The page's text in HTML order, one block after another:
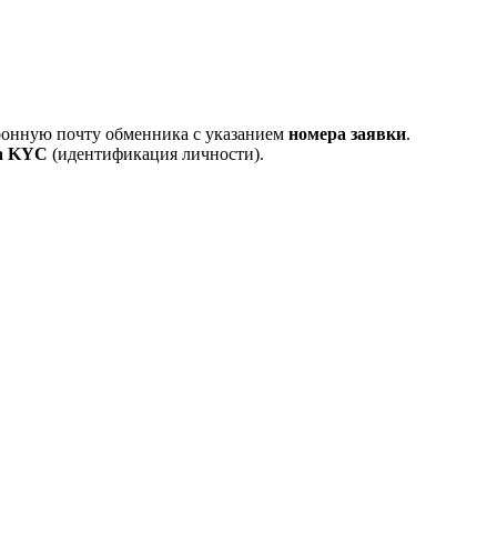
почту обменника с указанием номера заявки.
KYC (идентификация личности).